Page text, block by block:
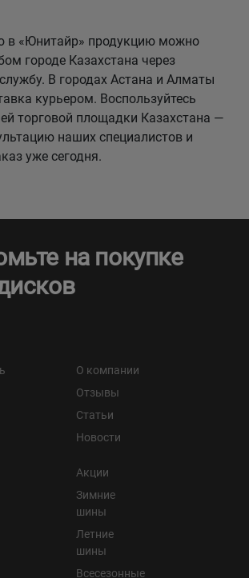
в «Юнитайр» продукцию можно
городе Казахстана через
В городах Астана и Алматы
курьером. Воспользуйтесь
торговой площадки Казахстана —
наших специалистов и
уже сегодня.
на покупке
О компании
Отзывы
Статьи
Новости
Акции
Зимние
шины
Летние
шины
Всесезонные